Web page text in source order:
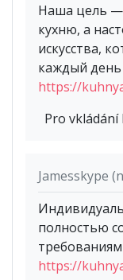
Наша цель —
кухню, а
искусства,
каждый день
https://
Pro
Jamesskype
полностью
https://